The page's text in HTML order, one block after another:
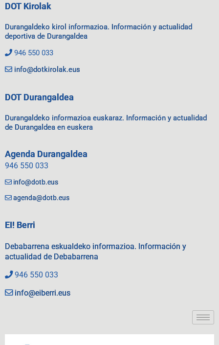
DOT Kirolak
Durangaldeko kirol informazioa. Información y actualidad
deportiva de Durangaldea
946 550 033
info@dotkirolak.eus
DOT Durangaldea
Durangaldeko informazioa euskaraz. Información y actualidad
de Durangaldea en euskera
Agenda Durangaldea
946 550 033
info@dotb.eus
agenda@dotb.eus
EI! Berri
Debabarrena eskualdeko informazioa. Información y
actualidad de Debabarrena
946 550 033
info@eiberri.eus